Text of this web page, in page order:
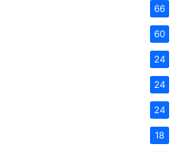
66
60
24
24
24
18